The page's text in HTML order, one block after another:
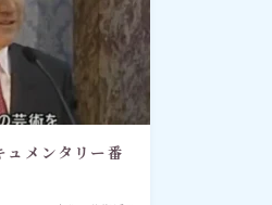
ュメンタリー番